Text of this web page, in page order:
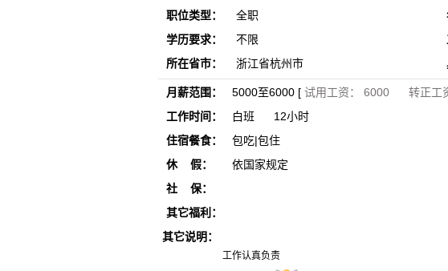
职位类型：
全职
学历要求：
不限
所在省市：
浙江省杭州市
月薪范围： 5000至6000 [ 试用工资： 6000 转正工
工作时间：
白班 12小时
住宿餐食：
包吃|包住
休 假：
依国家规定
社 保：
其它福利：
其它说明：
工作认真负责